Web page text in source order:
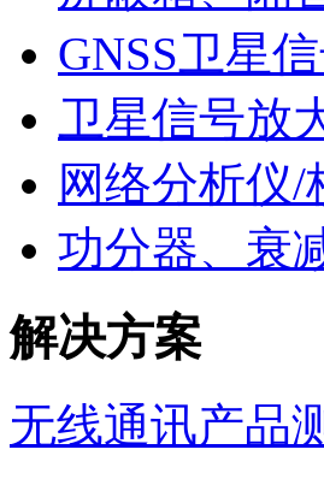
GNSS卫星
卫星信号放
网络分析仪
功分器、衰
解决方案
无线通讯产品